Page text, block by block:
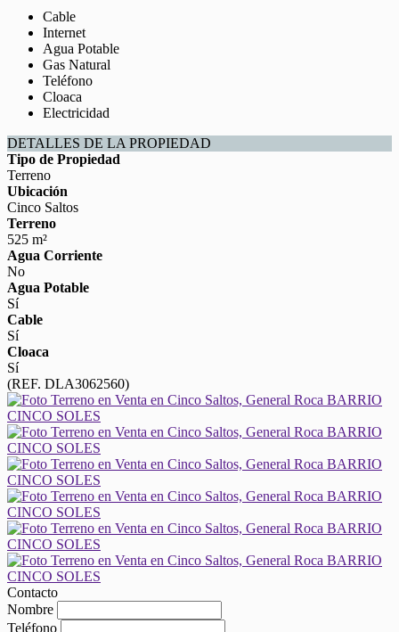
Cable
Internet
Agua Potable
Gas Natural
Teléfono
Cloaca
Electricidad
DETALLES DE LA PROPIEDAD
Tipo de Propiedad
Terreno
Ubicación
Cinco Saltos
Terreno
525 m²
Agua Corriente
No
Agua Potable
Sí
Cable
Sí
Cloaca
Sí
(REF. DLA3062560)
Contacto
Nombre
Teléfono